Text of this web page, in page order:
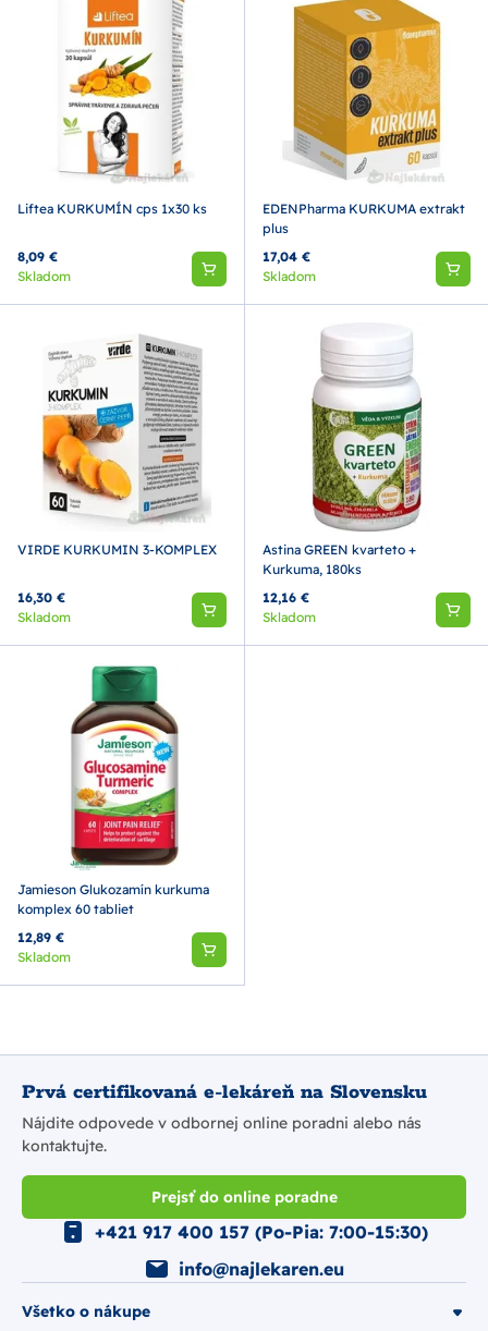
Liftea KURKUMÍN cps 1x30 ks
8,09 €
Skladom
EDENPharma KURKUMA extrakt
plus
17,04 €
Skladom
VIRDE KURKUMIN 3-KOMPLEX
16,30 €
Skladom
Astina GREEN kvarteto +
Kurkuma, 180ks
12,16 €
Skladom
Jamieson Glukozamín kurkuma
komplex 60 tabliet
12,89 €
Skladom
Prvá certifikovaná e-lekáreň na Slovensku
Nájdite odpovede v odbornej online poradni alebo nás
kontaktujte.
Prejsť do online poradne
Všetko o nákupe
+421 917 400 157 (Po-Pia: 7:00-15:30)
info@najlekaren.eu